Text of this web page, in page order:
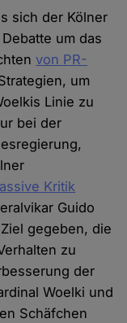
sich der Kölner
um das
von PR-
um
Linie zu
bei der
Kritik
Guido
gegeben, die
zu
der
Woelki und
Schäfchen